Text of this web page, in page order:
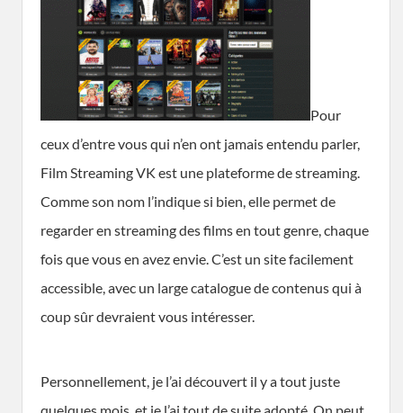
Pour
ceux d’entre vous qui n’en ont jamais entendu parler,
Film Streaming VK est une plateforme de streaming.
Comme son nom l’indique si bien, elle permet de
regarder en streaming des films en tout genre, chaque
fois que vous en avez envie. C’est un site facilement
accessible, avec un large catalogue de contenus qui à
coup sûr devraient vous intéresser.
Personnellement, je l’ai découvert il y a tout juste